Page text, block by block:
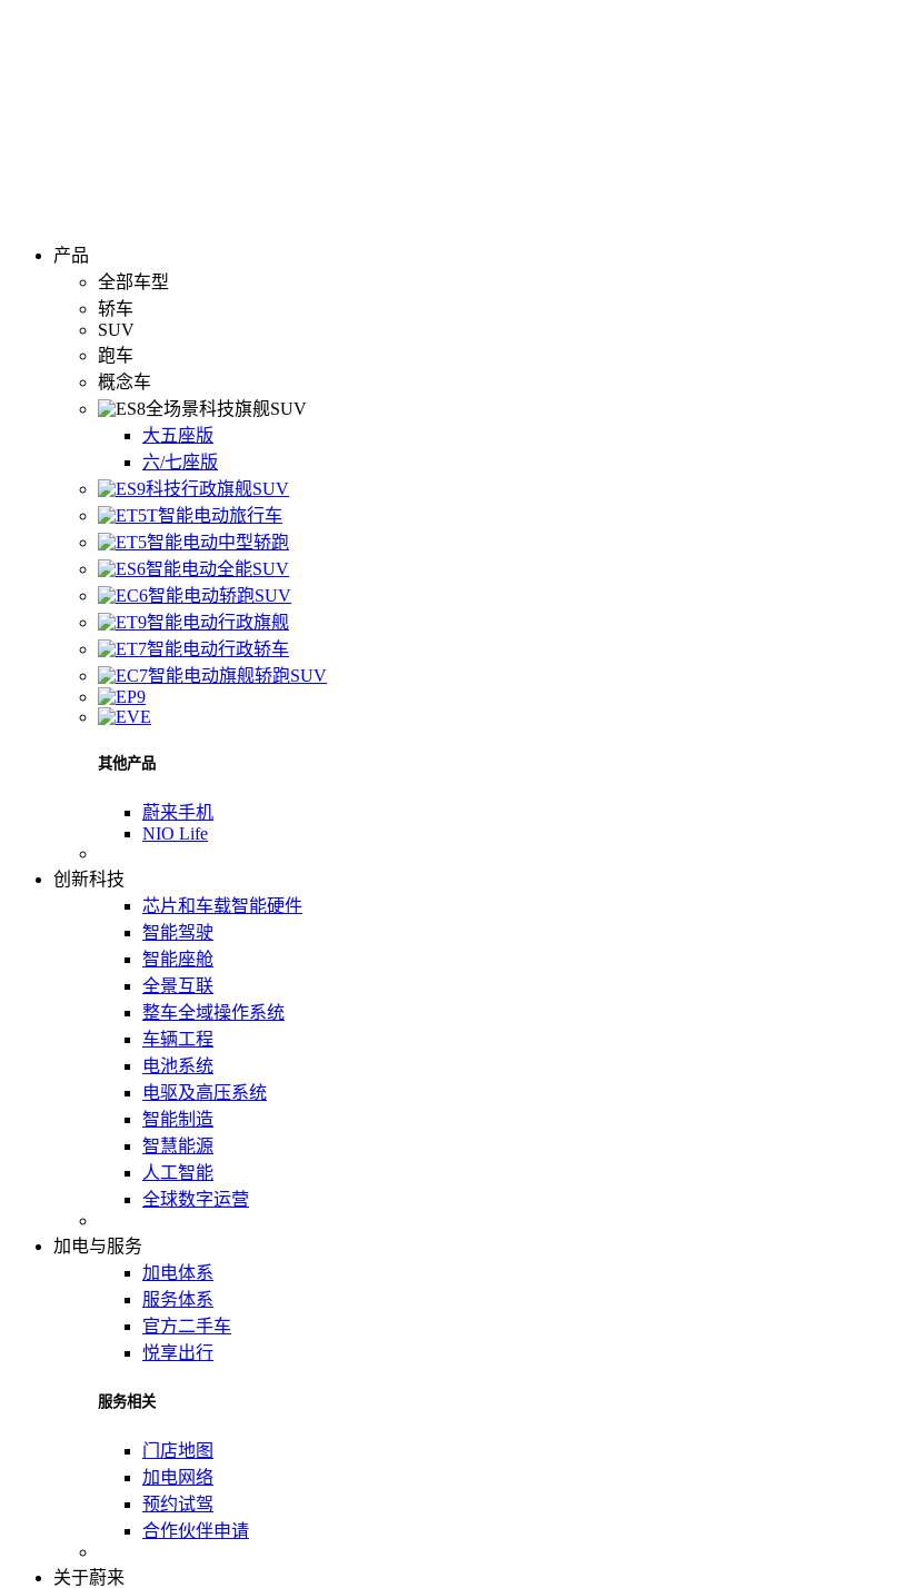
产品
全部车型
轿车
SUV
跑车
概念车
全场景科技旗舰SUV
大五座版
六/七座版
科技行政旗舰SUV
智能电动旅行车
智能电动中型轿跑
智能电动全能SUV
智能电动轿跑SUV
智能电动行政旗舰
智能电动行政轿车
智能电动旗舰轿跑SUV
其他产品
蔚来手机
NIO Life
创新科技
芯片和车载智能硬件
智能驾驶
智能座舱
全景互联
整车全域操作系统
车辆工程
电池系统
电驱及高压系统
智能制造
智慧能源
人工智能
全球数字运营
加电与服务
加电体系
服务体系
官方二手车
悦享出行
服务相关
门店地图
加电网络
预约试驾
合作伙伴申请
关于蔚来